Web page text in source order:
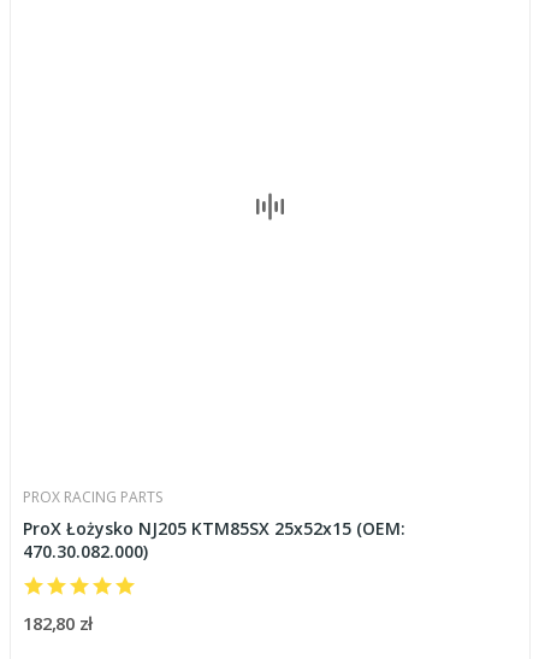
PROX RACING PARTS
ProX Łożysko NJ205 KTM85SX 25x52x15 (OEM:
470.30.082.000)
182,80 zł